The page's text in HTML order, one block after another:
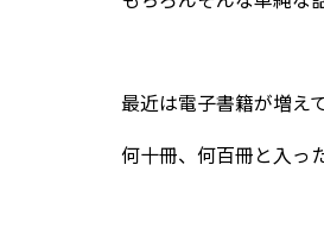
最近は電子書籍が増え
何十冊、何百冊と入っ